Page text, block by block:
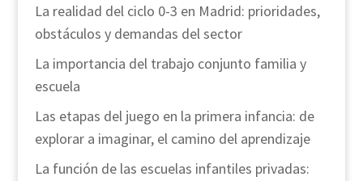
La realidad del ciclo 0-3 en Madrid: prioridades,
obstáculos y demandas del sector
La importancia del trabajo conjunto familia y
escuela
Las etapas del juego en la primera infancia: de
explorar a imaginar, el camino del aprendizaje
La función de las escuelas infantiles privadas: